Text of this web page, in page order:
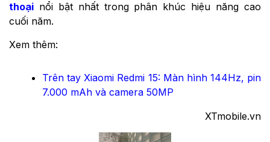
thoại nổi bật nhất trong phân khúc hiệu năng cao
cuối năm.
Xem thêm:
Trên tay Xiaomi Redmi 15: Màn hình 144Hz, pin
7.000 mAh và camera 50MP
XTmobile.vn